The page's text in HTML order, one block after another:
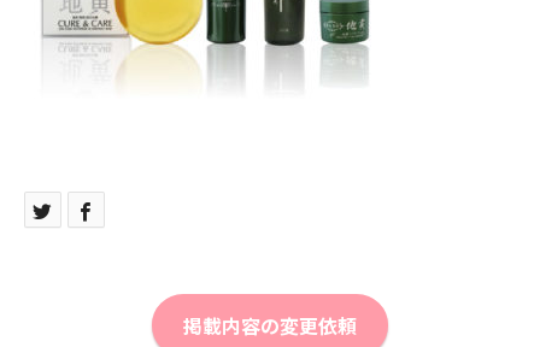
掲載内容の変更依頼